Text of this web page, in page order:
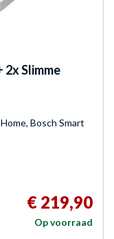
Slimme
Bosch Smart
€ 219,90
Op voorraad